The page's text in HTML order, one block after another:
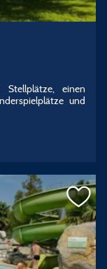
einen
und